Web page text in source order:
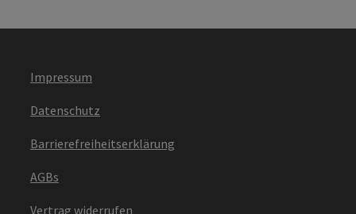
Impressum
Datenschutz
Barrierefreiheitserklärung
AGBs
Vertrag widerrufen